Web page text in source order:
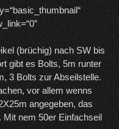
(brüchig) nach SW bis
gibt es Bolts, 5m runter
3 Bolts zur Abseilstelle.
vor allem wenns
angegeben, das
nem 50er Einfachseil